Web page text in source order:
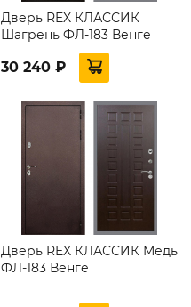
Дверь REX КЛАССИК
Шагрень ФЛ-183 Венге
30 240 ₽
Дверь REX КЛАССИК Медь
ФЛ-183 Венге